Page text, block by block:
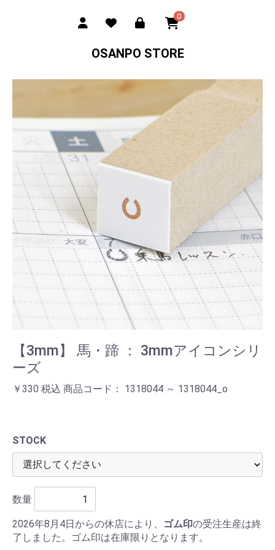
0
OSANPO STORE
【3mm】 馬・蹄 ： 3mmアイコンシリ
ーズ
￥330 税込 商品コード： 1318044 ～ 1318044_o
STOCK
数量
2026年8月4日からの休店により、 ゴム印の受注生産は終
了しました。ゴム印は在庫限りとなります。